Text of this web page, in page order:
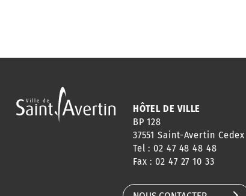
HÔTEL DE VILLE
BP 128
37551 Saint-Avertin Cedex
Tel : 02 47 48 48 48
Fax : 02 47 27 10 33